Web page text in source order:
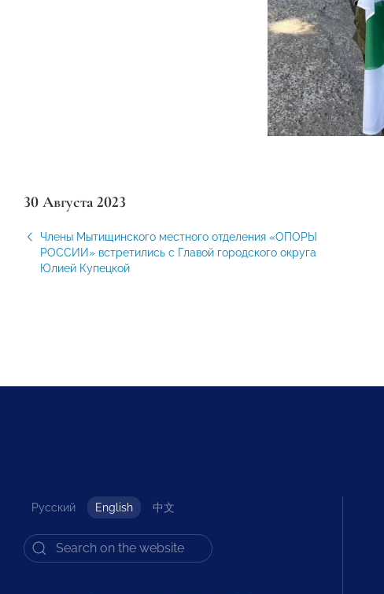
30 Августа 2023
Члены Мытищинского местного отделения «ОПОРЫ
РОССИИ» встретились с Главой городского округа
Юлией Купецкой
Русский English 中文